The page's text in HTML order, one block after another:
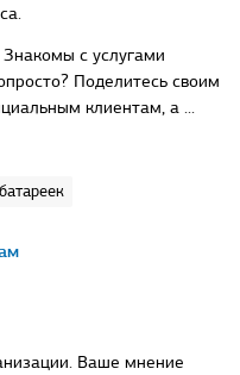
с услугами
Поделитесь своим
клиентам, а ...
Ваше мнение